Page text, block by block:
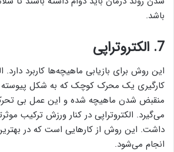
باشد.
7. الکتروتراپی
این روش برای بازیابی ماهیچه‌ها کاربرد دارد.
کارگیری یک محرک کوچک که به شکل
منقبض شدن ماهیچه شده و این عمل بی
می‌گیرد. الکتروتراپی در کنار ورزش ترکیب
داشت. این روش از کارهایی است که در
انجام می‌شود.